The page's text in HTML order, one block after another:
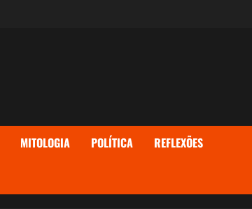
MITOLOGIA POLÍTICA REFLEXÕES